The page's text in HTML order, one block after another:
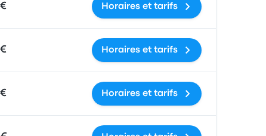
Horaires et tarifs
Horaires et tarifs
Horaires et tarifs